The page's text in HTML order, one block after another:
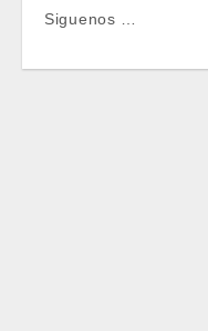
Siguenos …